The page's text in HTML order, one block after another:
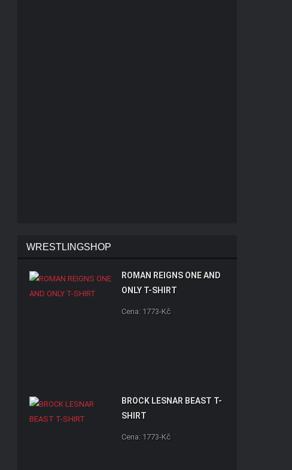
WRESTLINGSHOP
ROMAN REIGNS ONE AND
ONLY T-SHIRT
Cena: 1773-Kč
BROCK LESNAR BEAST T-
SHIRT
Cena: 1773-Kč